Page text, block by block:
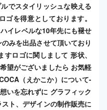
でスタイリッシュな映える
ゴを得意としております。
イレベルな10年先にも褪せ
みを出品させて頂いており
ロゴに関しまして 形状、
望がございましたら お気軽
（えかこか）について-
いを忘れずに グラフィック
ト、デザインの制作販売に